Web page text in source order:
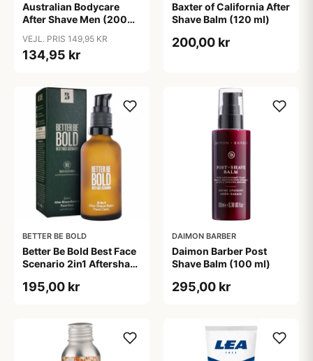
Australian Bodycare
After Shave Men (200
VEJL. PRIS 149,95 KR
134,95 kr
Baxter of California After
Shave Balm (120 ml)
200,00 kr
BETTER BE BOLD
Better Be Bold Best Face
Scenario 2in1 Aftershave
ml)
195,00 kr
DAIMON BARBER
Daimon Barber Post
Shave Balm (100 ml)
295,00 kr